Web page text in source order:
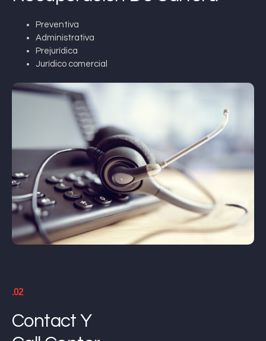
Preventiva
Administrativa
Prejurídica
Jurídico comercial
.02
Contact Y